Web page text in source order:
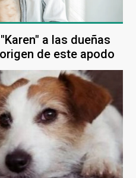
a las dueñas
de este apodo